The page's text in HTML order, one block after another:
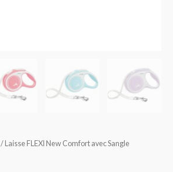
/ Laisse FLEXI New Comfort avec Sangle